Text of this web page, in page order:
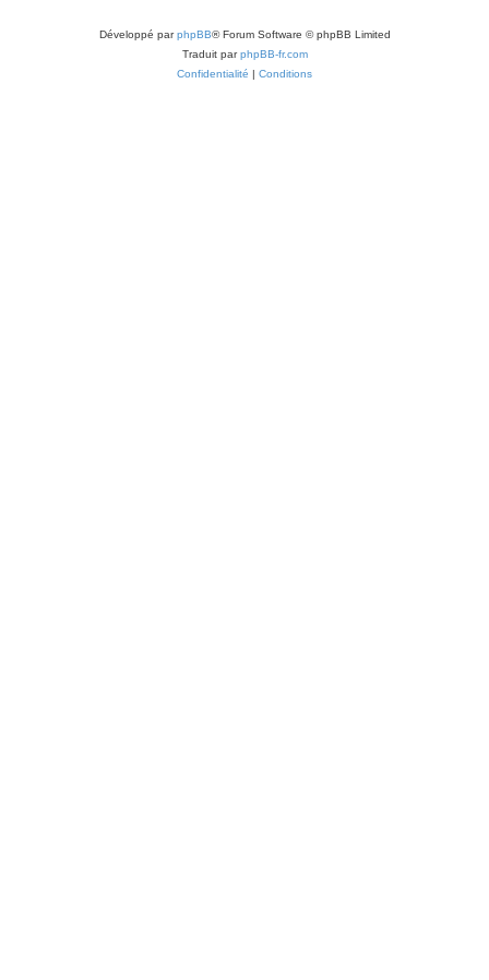
Développé parphpBB® Forum Software © phpBB Limited
Traduit parphpBB-fr.com
Confidentialité | Conditions